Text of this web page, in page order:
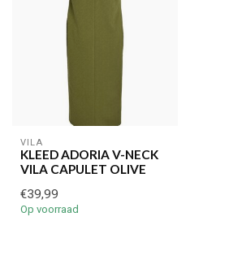
VILA
KLEED ADORIA V-NECK
VILA CAPULET OLIVE
€39,99
Op voorraad